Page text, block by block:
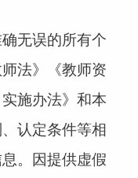
确无误的所有个
法》《教师资
施办法》和本
认定条件等相
。因提供虚假